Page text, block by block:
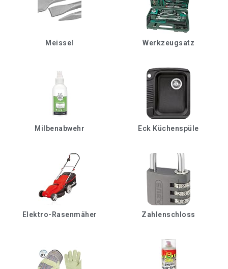
Meissel Werkzeugsatz
Milbenabwehr Eck Küchenspüle
Elektro-Rasenmäher Zahlenschloss